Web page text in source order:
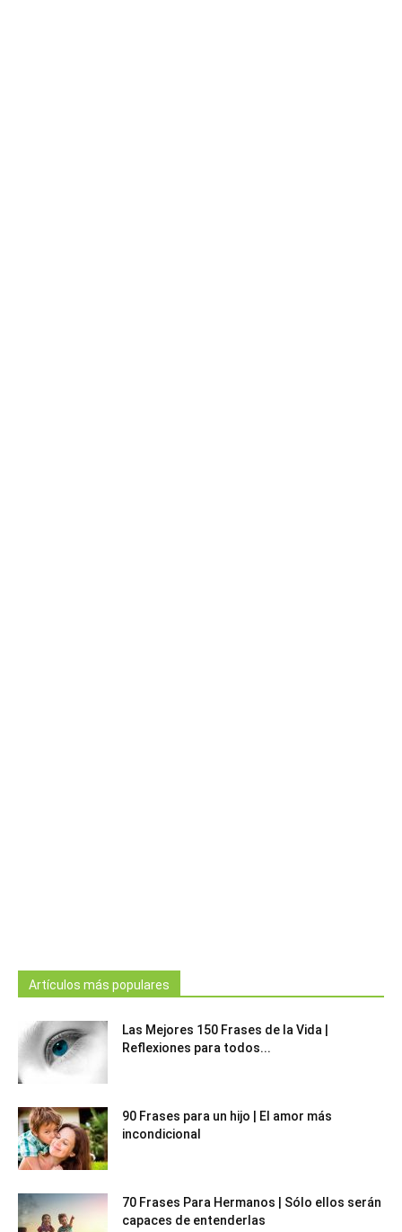
Artículos más populares
Las Mejores 150 Frases de la Vida |
Reflexiones para todos...
90 Frases para un hijo | El amor más
incondicional
70 Frases Para Hermanos | Sólo ellos serán
capaces de entenderlas